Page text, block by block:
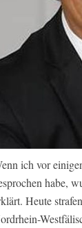
ich vor
habe,
Heute